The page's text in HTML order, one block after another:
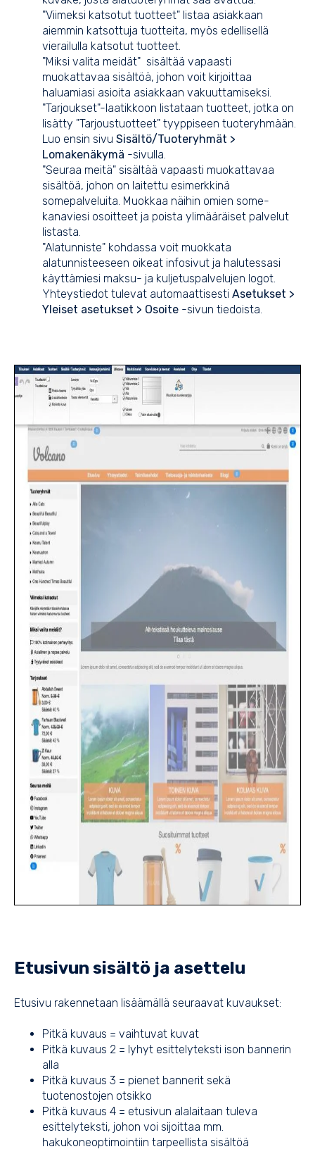
"Viimeksi katsotut tuotteet" listaa asiakkaan
aiemmin katsottuja tuotteita, myös edellisellä
vierailulla katsotut tuotteet.
"Miksi valita meidät" sisältää vapaasti
muokattavaa sisältöä, johon voit kirjoittaa
haluamiasi asioita asiakkaan vakuuttamiseksi.
"Tarjoukset"-laatikkoon listataan tuotteet, jotka on
lisätty "Tarjoustuotteet" tyyppiseen tuoteryhmään.
Luo ensin sivu Sisältö/Tuoteryhmät >
Lomakenäkymä -sivulla.
"Seuraa meitä" sisältää vapaasti muokattavaa
sisältöä, johon on laitettu esimerkkinä
somepalveluita. Muokkaa näihin omien some-
kanaviesi osoitteet ja poista ylimääräiset palvelut
listasta.
"Alatunniste" kohdassa voit muokkata
alatunnisteeseen oikeat infosivut ja halutessasi
käyttämiesi maksu- ja kuljetuspalvelujen logot.
Yhteystiedot tulevat automaattisesti Asetukset >
Yleiset asetukset > Osoite -sivun tiedoista.
Etusivun sisältö ja asettelu
Etusivu rakennetaan lisäämällä seuraavat kuvaukset:
Pitkä kuvaus = vaihtuvat kuvat
Pitkä kuvaus 2 = lyhyt esittelyteksti ison bannerin
alla
Pitkä kuvaus 3 = pienet bannerit sekä
tuotenostojen otsikko
Pitkä kuvaus 4 = etusivun alalaitaan tuleva
esittelyteksti, johon voi sijoittaa mm.
hakukoneoptimointiin tarpeellista sisältöä